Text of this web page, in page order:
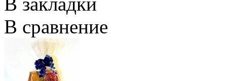
В сравнение